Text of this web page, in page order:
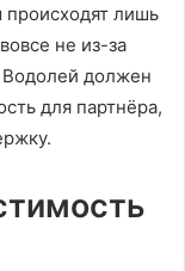
происходят лишь
не из-за
Водолей должен
для партнёра,